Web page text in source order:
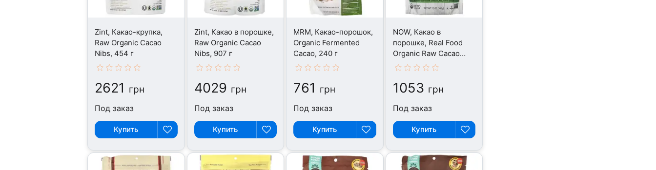
Zint, Какао-крупка,
Raw Organic Cacao
Nibs, 454 г
2621 грн
Под заказ
Купить
Zint, Какао в порошке,
Raw Organic Cacao
Nibs, 907 г
4029 грн
Под заказ
Купить
MRM, Какао-порошок,
Organic Fermented
Cacao, 240 г
761 грн
Под заказ
Купить
NOW, Какао в
порошке, Real Food
Organic Raw Cacao
Powder, 340 г
1053 грн
Под заказ
Купить